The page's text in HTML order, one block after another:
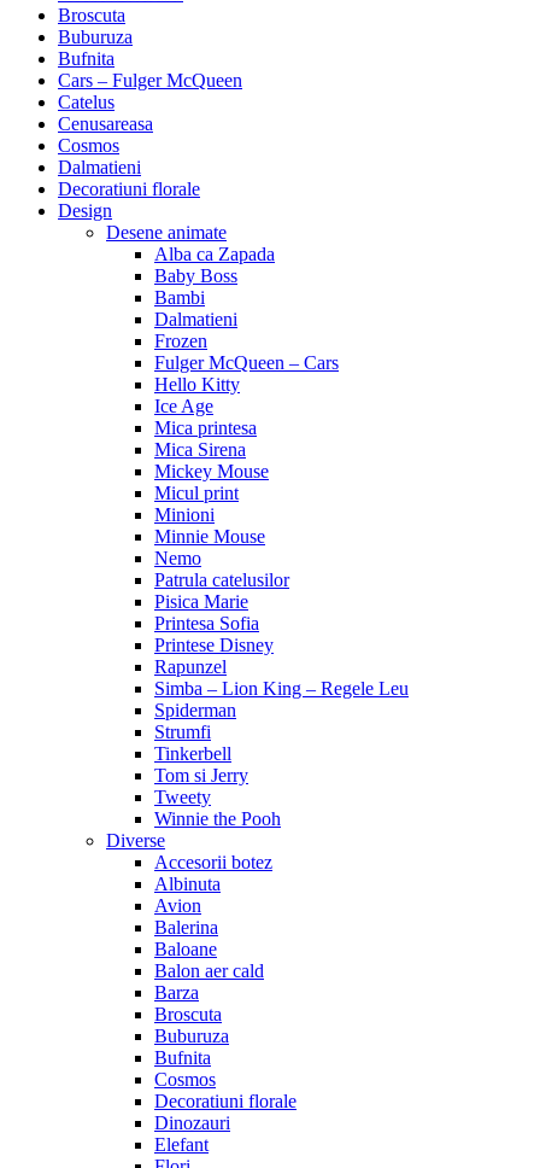
Broscuta
Buburuza
Bufnita
Cars – Fulger McQueen
Catelus
Cenusareasa
Cosmos
Dalmatieni
Decoratiuni florale
Design
Desene animate
Alba ca Zapada
Baby Boss
Bambi
Dalmatieni
Frozen
Fulger McQueen – Cars
Hello Kitty
Ice Age
Mica printesa
Mica Sirena
Mickey Mouse
Micul print
Minioni
Minnie Mouse
Nemo
Patrula catelusilor
Pisica Marie
Printesa Sofia
Printese Disney
Rapunzel
Simba – Lion King – Regele Leu
Spiderman
Strumfi
Tinkerbell
Tom si Jerry
Tweety
Winnie the Pooh
Diverse
Accesorii botez
Albinuta
Avion
Balerina
Baloane
Balon aer cald
Barza
Broscuta
Buburuza
Bufnita
Cosmos
Decoratiuni florale
Dinozauri
Elefant